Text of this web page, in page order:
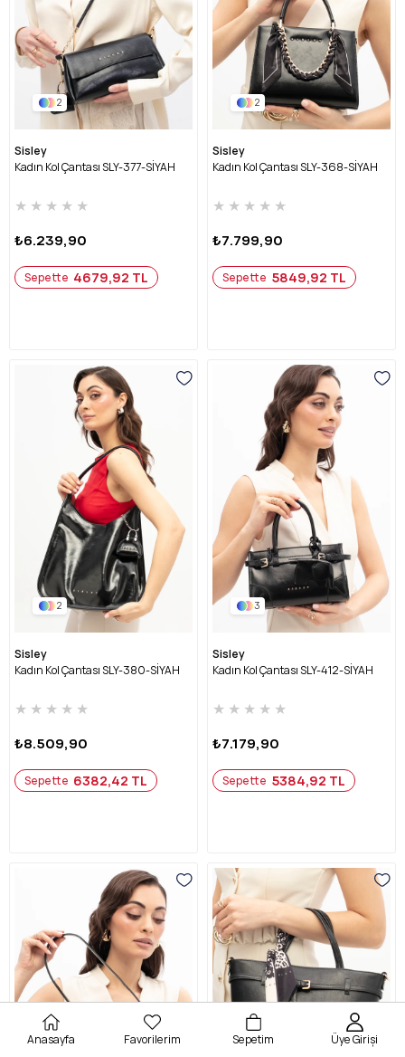
2
Sisley
Kadın Kol Çantası SLY-377-SİYAH
★ ★ ★ ★ ★
₺6.239,90
Sepette 4679,92 TL
2
Sisley
Kadın Kol Çantası SLY-368-SİYAH
★ ★ ★ ★ ★
₺7.799,90
Sepette 5849,92 TL
2
Sisley
Kadın Kol Çantası SLY-380-SİYAH
★ ★ ★ ★ ★
₺8.509,90
Sepette 6382,42 TL
3
Sisley
Kadın Kol Çantası SLY-412-SİYAH
★ ★ ★ ★ ★
₺7.179,90
Sepette 5384,92 TL
Anasayfa Favorilerim Sepetim Üye Girişi